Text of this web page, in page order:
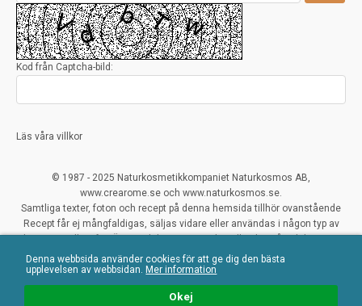
Okej
Denna webbsida använder cookies för att ge dig den bästa
upplevelsen av webbsidan.Mer information
Kod från Captcha-bild:
Läs våra villkor
© 1987 - 2025 Naturkosmetikkompaniet Naturkosmos AB,
www.crearome.se och www.naturkosmos.se.
Samtliga texter, foton och recept på denna hemsida tillhör ovanstående
Recept får ej mångfaldigas, säljas vidare eller användas i någon typ av
All Rights Reserved
Naturliga ekologiska certifierade råvaror